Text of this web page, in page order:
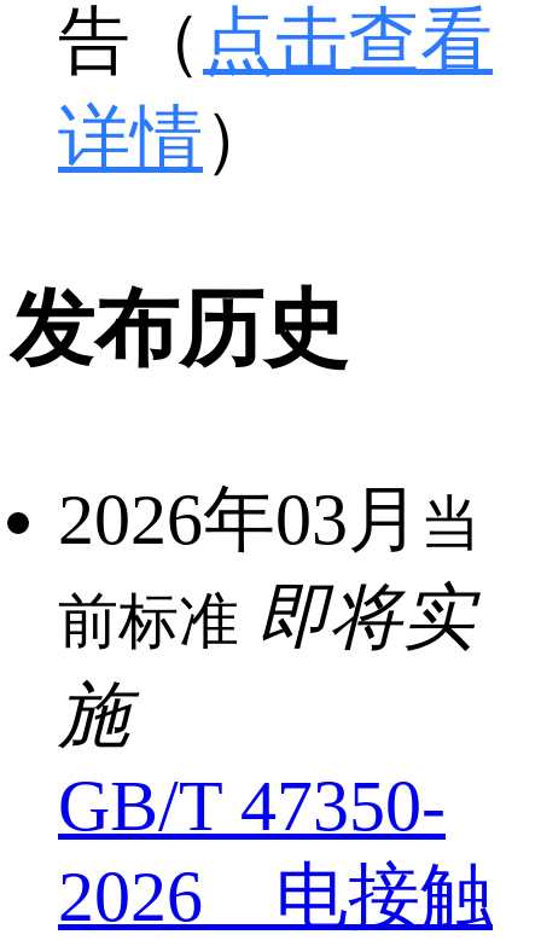
告（ 点击查看
详情）
发布历史
2026年03月 当
前标准 即将实
施
GB/T 47350-
2026 电接触